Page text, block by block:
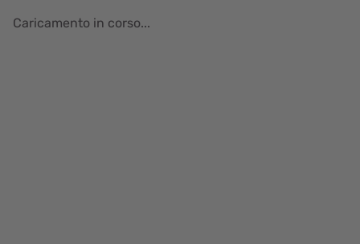
Caricamento in corso...